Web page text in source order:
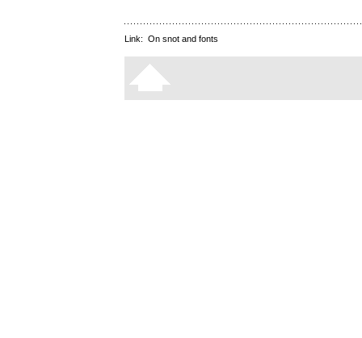
Link: On snot and fonts